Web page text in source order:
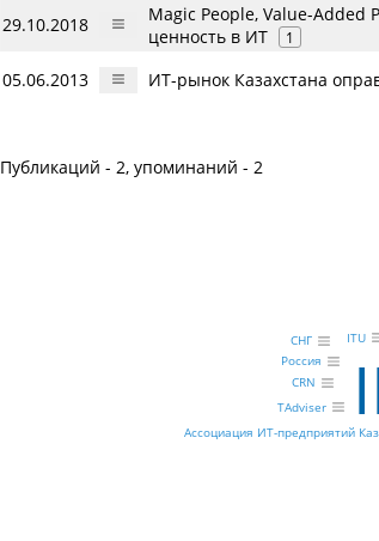
29.10.2018
Magic People, Value-
ценность в ИТ
1
05.06.2013 ИТ-рынок Казахстана
Публикаций - 2, упоминаний - 2
Ассоциация ИТ-предприятий
ITU
СНГ
Россия
CRN
TAdviser